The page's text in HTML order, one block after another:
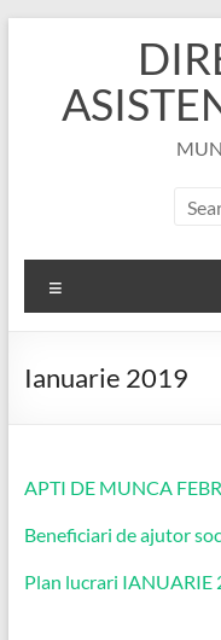
Ianuarie 2019
APTI DE MUNCA
Beneficiari de ajutor
Plan lucrari IANUARIE